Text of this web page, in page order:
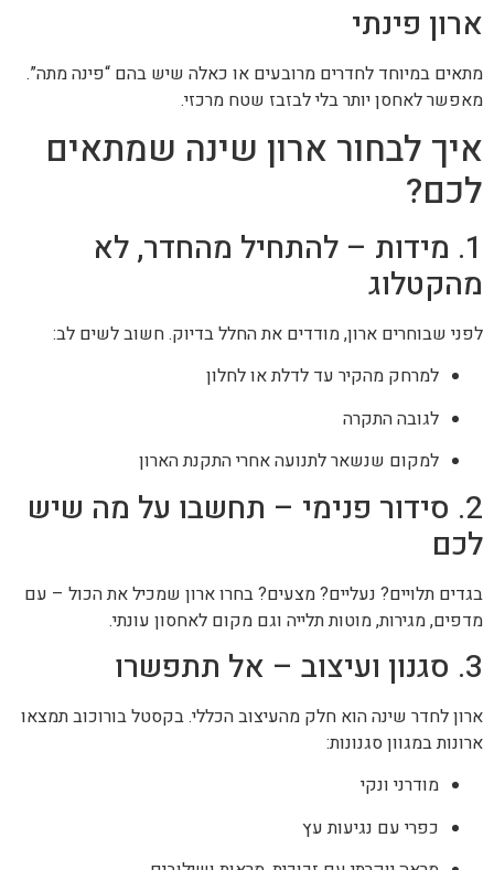
ארון פינתי
מתאים במיוחד לחדרים מרובעים או כאלה שיש בהם “פינה מתה”.
מאפשר לאחסן יותר בלי לבזבז שטח מרכזי.
איך לבחור ארון שינה שמתאים
לכם?
1. מידות – להתחיל מהחדר, לא
מהקטלוג
לפני שבוחרים ארון, מודדים את החלל בדיוק. חשוב לשים לב:
למרחק מהקיר עד לדלת או לחלון
לגובה התקרה
למקום שנשאר לתנועה אחרי התקנת הארון
2. סידור פנימי – תחשבו על מה שיש
לכם
בגדים תלויים? נעליים? מצעים? בחרו ארון שמכיל את הכול – עם
מדפים, מגירות, מוטות תלייה וגם מקום לאחסון עונתי.
3. סגנון ועיצוב – אל תתפשרו
ארון לחדר שינה הוא חלק מהעיצוב הכללי. בקסטל בורוכוב תמצאו
ארונות במגוון סגנונות:
מודרני ונקי
כפרי עם נגיעות עץ